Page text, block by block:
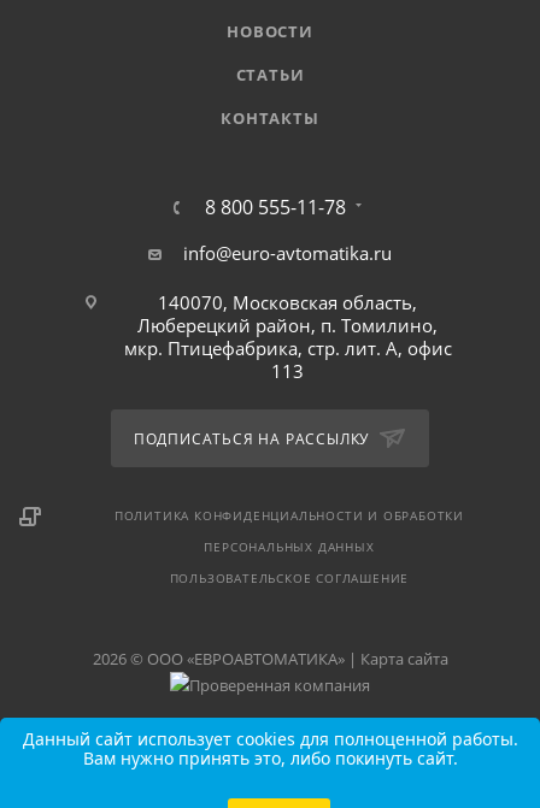
НОВОСТИ
СТАТЬИ
КОНТАКТЫ
8 800 555-11-78
info@euro-avtomatika.ru
140070, Московская область,
Люберецкий район, п. Томилино,
мкр. Птицефабрика, стр. лит. А, офис
113
ПОДПИСАТЬСЯ НА РАССЫЛКУ
ПОЛИТИКА КОНФИДЕНЦИАЛЬНОСТИ И ОБРАБОТКИ
ПЕРСОНАЛЬНЫХ ДАННЫХ
ПОЛЬЗОВАТЕЛЬСКОЕ СОГЛАШЕНИЕ
2026 © ООО «ЕВРОАВТОМАТИКА» | Карта сайта
Данный сайт использует cookies для полноценной работы.
Вам нужно принять это, либо покинуть сайт.